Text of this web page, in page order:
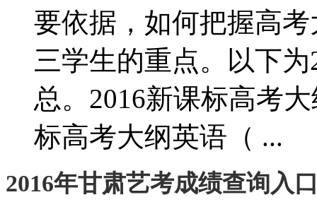
要依据，如何把握高
三学生的重点。以下
总。2016新课标高考
标高考大纲英语（ ...
2016年甘肃艺考成绩查询入